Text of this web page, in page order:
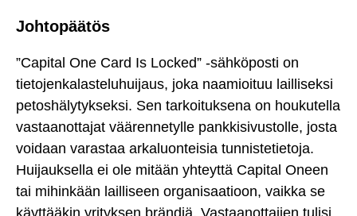
Johtopäätös
”Capital One Card Is Locked” -sähköposti on
tietojenkalasteluhuijaus, joka naamioituu lailliseksi
petoshälytykseksi. Sen tarkoituksena on houkutella
vastaanottajat väärennetylle pankkisivustolle, josta
voidaan varastaa arkaluonteisia tunnistetietoja.
Huijauksella ei ole mitään yhteyttä Capital Oneen
tai mihinkään lailliseen organisaatioon, vaikka se